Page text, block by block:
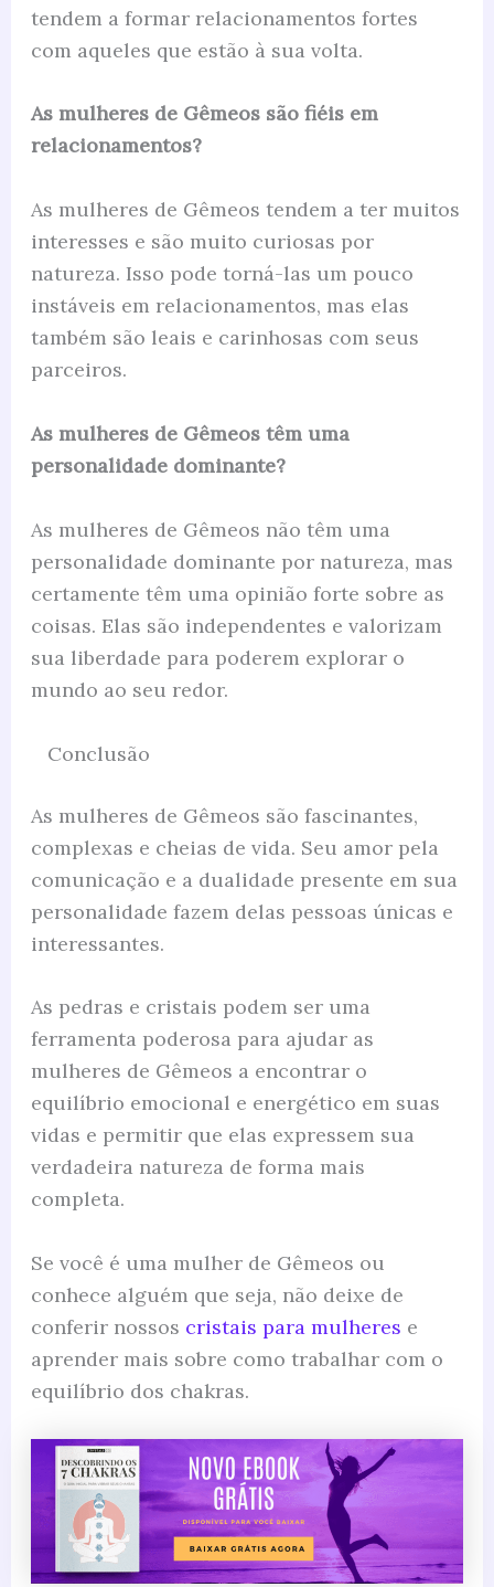
tendem a formar relacionamentos fortes
com aqueles que estão à sua volta.
As mulheres de Gêmeos são fiéis em
relacionamentos?
As mulheres de Gêmeos tendem a ter muitos
interesses e são muito curiosas por
natureza. Isso pode torná-las um pouco
instáveis em relacionamentos, mas elas
também são leais e carinhosas com seus
parceiros.
As mulheres de Gêmeos têm uma
personalidade dominante?
As mulheres de Gêmeos não têm uma
personalidade dominante por natureza, mas
certamente têm uma opinião forte sobre as
coisas. Elas são independentes e valorizam
sua liberdade para poderem explorar o
mundo ao seu redor.
Conclusão
As mulheres de Gêmeos são fascinantes,
complexas e cheias de vida. Seu amor pela
comunicação e a dualidade presente em sua
personalidade fazem delas pessoas únicas e
interessantes.
As pedras e cristais podem ser uma
ferramenta poderosa para ajudar as
mulheres de Gêmeos a encontrar o
equilíbrio emocional e energético em suas
vidas e permitir que elas expressem sua
verdadeira natureza de forma mais
completa.
Se você é uma mulher de Gêmeos ou
conhece alguém que seja, não deixe de
conferir nossos cristais para mulheres e
aprender mais sobre como trabalhar com o
equilíbrio dos chakras.